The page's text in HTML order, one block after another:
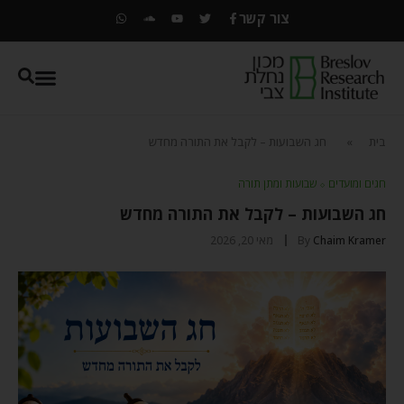
צור קשר
בית חג השבועות – לקבל את התורה מחדש
חגים ומועדים ⬦ שבועות ומתן תורה
חג השבועות – לקבל את התורה מחדש
By Chaim Kramer מאי 20, 2026